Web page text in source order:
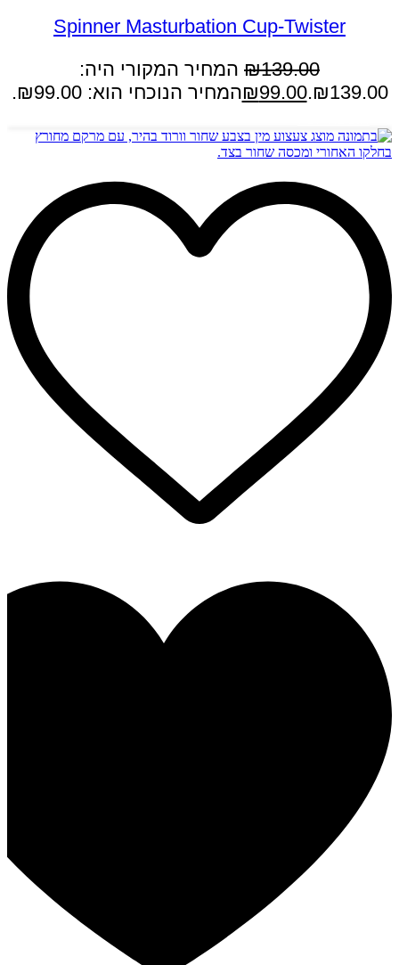
Spinner Masturbation Cup-Twister
₪139.00
המחיר המקורי היה:
₪139.00.
₪99.00 המחיר הנוכחי הוא: ₪99.00.